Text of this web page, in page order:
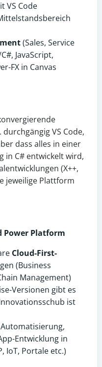
VS Code
(Sales, Service
JavaScript,
FX in Canvas
VS Code,
dass alles in einer
in C# entwickelt wird,
(X++,
jeweilige Plattform
Power Platform
Cloud-First-
(Business
Management)
Versionen gibt es
ist
Entwicklung in
IoT, Portale etc.)